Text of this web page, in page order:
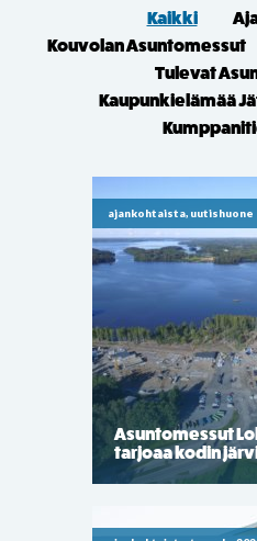
Kaikki
Kouvolan Asuntomessut
Tulevat
Kaupunkielämää
ajankohtaista, uutishuone
Asuntomessut
tarjoaa kodin